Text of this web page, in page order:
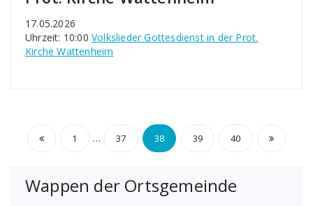
17.05.2026
Uhrzeit: 10:00 Volkslieder Gottesdienst in der Prot.
Kirche Wattenheim
Seitennummerierung
Beiträge
1 … 37 38 39 40
Wappen der Ortsgemeinde